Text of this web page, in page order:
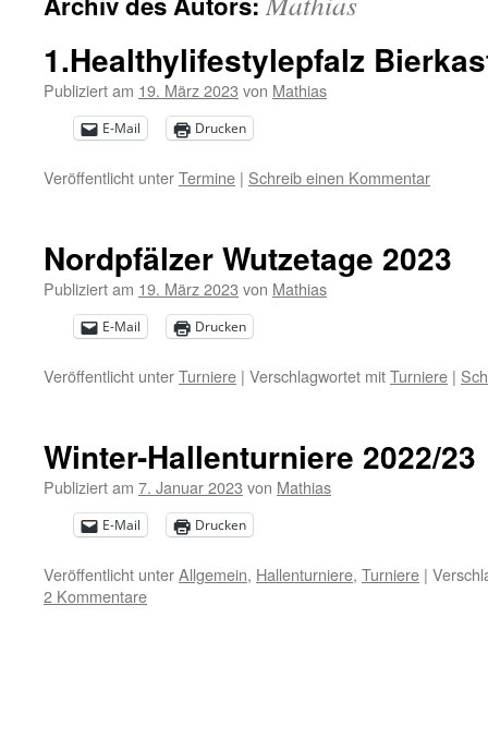
1.Healthylifestylepfalz
Publiziert am 19. März 2023 von Mathias
E-Mail Drucken
Veröffentlicht unterTermine | Schreib einen Kommentar
Nordpfälzer Wutzetage 2023
Publiziert am 19. März 2023 von Mathias
E-Mail Drucken
Veröffentlicht unterTurniere | Verschlagwortet mitTurniere |
Winter-Hallenturniere 2022/23
Publiziert am 7. Januar 2023 von Mathias
E-Mail Drucken
Veröffentlicht unterAllgemein, Hallenturniere, Turniere |
2 Kommentare